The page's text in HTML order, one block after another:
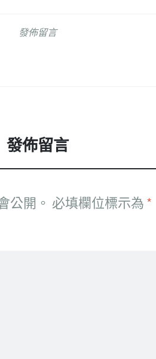
發佈留言
發佈留言
公開。 必填欄位標示為 *